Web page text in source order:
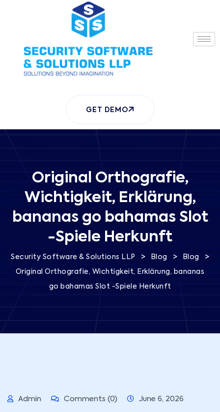
GET DEMO
Original Orthografie,
Wichtigkeit, Erklärung,
bananas go bahamas Slot
-Spiele Herkunft
Security Software & Solutions LLP > Blog > Blog >
Original Orthografie, Wichtigkeit, Erklärung, bananas
go bahamas Slot -Spiele Herkunft
Admin Comments (0) June 6, 2026